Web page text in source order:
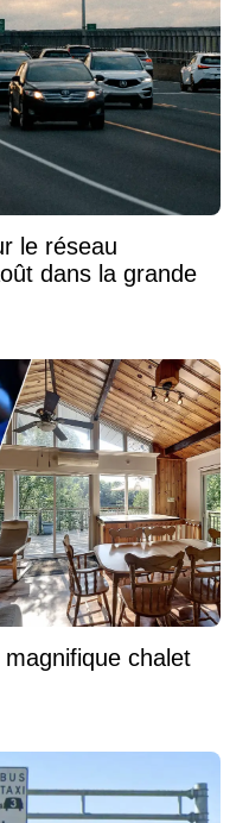
le réseau
dans la grande
chalet